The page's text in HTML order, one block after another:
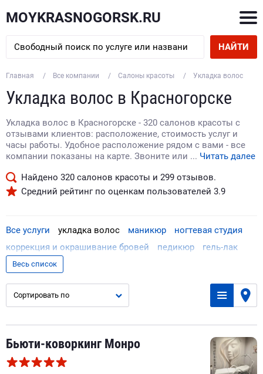
MOYKRASNOGORSK.RU
НАЙТИ
Главная Все компании Салоны красоты Укладка волос
Укладка волос в Красногорске
Укладка волос в Красногорске - 320 салонов красоты с
отзывами клиентов: расположение, стоимость услуг и
часы работы. Удобное расположение рядом с вами - все
компании показаны на карте. Звоните или ... Читать далее
Найдено 320 салонов красоты и 299 отзывов.
Средний рейтинг по оценкам пользователей 3.9
Все услуги укладка волос маникюр
ногтевая студия
коррекция и окрашивание бровей
педикюр
гель-лак
стрижка
парикмахерская
наращивание ресниц
массаж
аппаратный маникюр
стрижка мужская
мужской маникюр
массаж лица
детская парикмахерская
парафинотерапия
Весь список
Сортировать по
Бьюти-коворкинг Монро